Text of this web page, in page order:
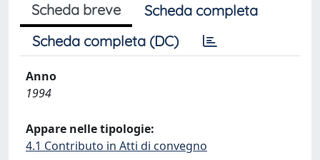
Scheda breve
Scheda completa
Scheda completa (DC)
Anno
1994
Appare nelle tipologie:
4.1 Contributo in Atti di convegno